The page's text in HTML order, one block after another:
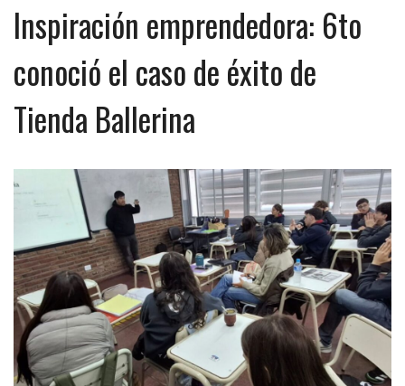
Inspiración emprendedora: 6to
conoció el caso de éxito de
Tienda Ballerina